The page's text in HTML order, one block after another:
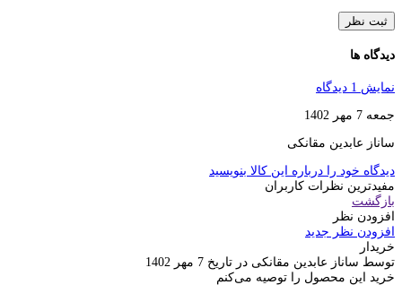
ثبت نظر
دیدگاه ها
نمایش 1 دیدگاه
جمعه 7 مهر 1402
ساناز عابدین مقانکی
دیدگاه خود را درباره این کالا بنویسید
مفیدترین نظرات کاربران
بازگشت
افزودن نظر
افزودن نظر جدید
خریدار
توسط ساناز عابدین مقانکی در تاریخ 7 مهر 1402
خرید این محصول را توصیه می‌کنم